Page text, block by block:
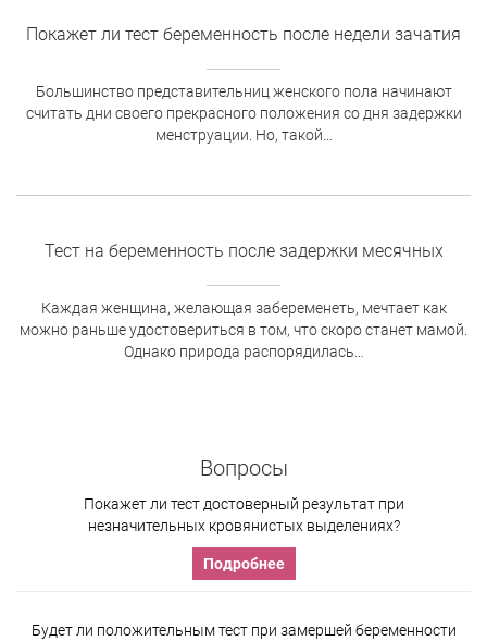
Покажет ли тест беременность после недели зачатия
Большинство представительниц женского пола начинают
считать дни своего прекрасного положения со дня задержки
менструации. Но, такой…
Тест на беременность после задержки месячных
Каждая женщина, желающая забеременеть, мечтает как
можно раньше удостовериться в том, что скоро станет мамой.
Однако природа распорядилась…
Вопросы
Покажет ли тест достоверный результат при
незначительных кровянистых выделениях?
Подробнее
Будет ли положительным тест при замершей беременности